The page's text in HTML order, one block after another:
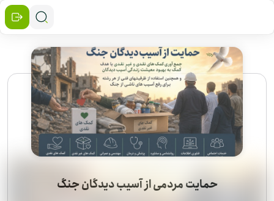
حمایت مردمی از آسیب‌ دیدگان جنگ